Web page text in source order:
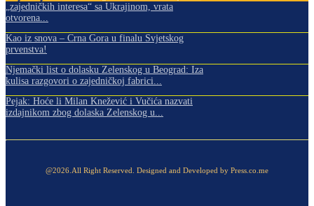
„zajedničkih interesa“ sa Ukrajinom, vrata
otvorena...
Kao iz snova – Crna Gora u finalu Svjetskog
prvenstva!
Njemački list o dolasku Zelenskog u Beograd: Iza
kulisa razgovori o zajedničkoj fabrici...
Pejak: Hoće li Milan Knežević i Vučića nazvati
izdajnikom zbog dolaska Zelenskog u...
@2026.All Right Reserved. Designed and Developed by Press.co.me